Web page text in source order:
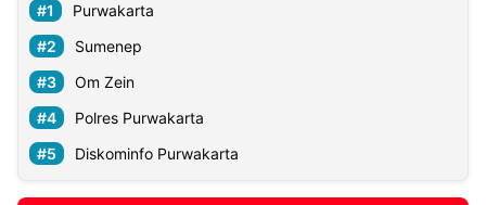
Purwakarta
Sumenep
Om Zein
Polres Purwakarta
Diskominfo Purwakarta